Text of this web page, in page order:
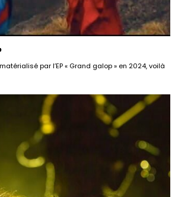
par l’EP « Grand galop » en 2024, voilà